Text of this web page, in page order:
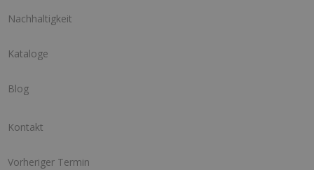
Nachhaltigkeit
Kataloge
Blog
Kontakt
Vorheriger Termin